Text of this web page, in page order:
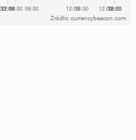
Źródło: currencybeacon.com